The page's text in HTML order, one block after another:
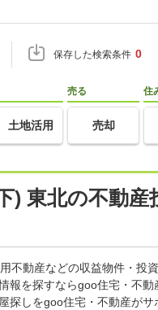
保存した検索条件 0
土地活用
売る
売却
住
) 東北の不動産
動産などの収益物件・投
報を探すならgoo住宅・不
しをgoo住宅・不動産がサ